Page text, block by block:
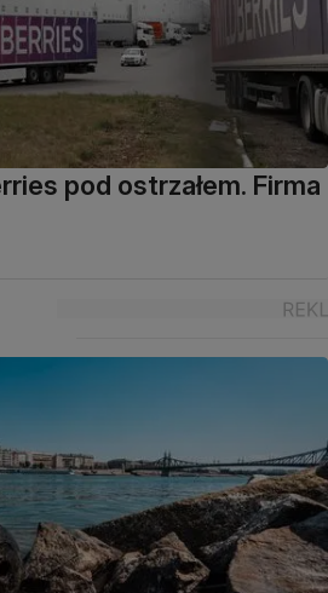
pod ostrzałem. Firma